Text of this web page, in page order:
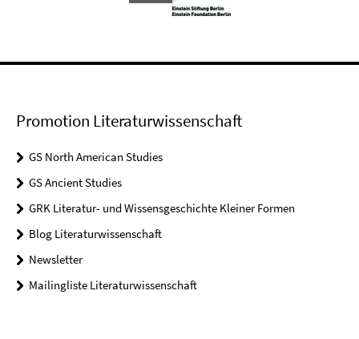
Promotion Literaturwissenschaft
GS North American Studies
GS Ancient Studies
GRK Literatur- und Wissensgeschichte Kleiner Formen
Blog Literaturwissenschaft
Newsletter
Mailingliste Literaturwissenschaft